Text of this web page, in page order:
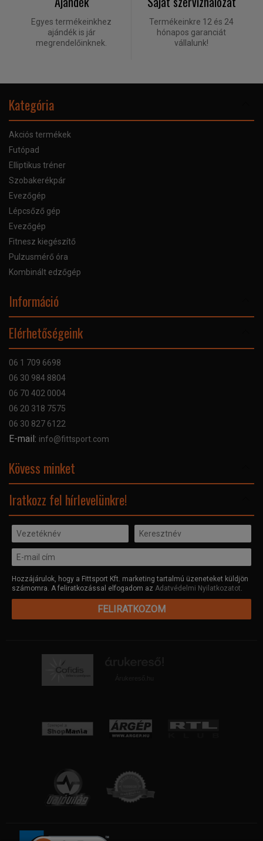
Egyes termékeinkhez
ajándék is jár
megrendelőinknek.
Termékeinkre 12 és 24
hónapos garanciát
vállalunk!
Kategória
Akciós termékek
Futópad
Elliptikus tréner
Szobakerékpár
Evezőgép
Lépcsőző gép
Evezőgép
Fitnesz kiegészítő
Pulzusmérő óra
Kombinált edzőgép
Információ
Bankkártyás fizetés
Adatvédelmi nyilatkozat
Elérhetőségeink
06 1 709 6698
06 30 984 8804
06 70 402 0004
06 20 318 7575
06 30 827 6122
E-mail: info@fittsport.com
Kövess minket
Iratkozz fel hírlevelünkre!
Hozzájárulok, hogy a Fittsport Kft. marketing tartalmú üzeneteket küldjön
számomra. A feliratkozással elfogadom az Adatvédelmi Nyilatkozatot.
FELIRATKOZOM